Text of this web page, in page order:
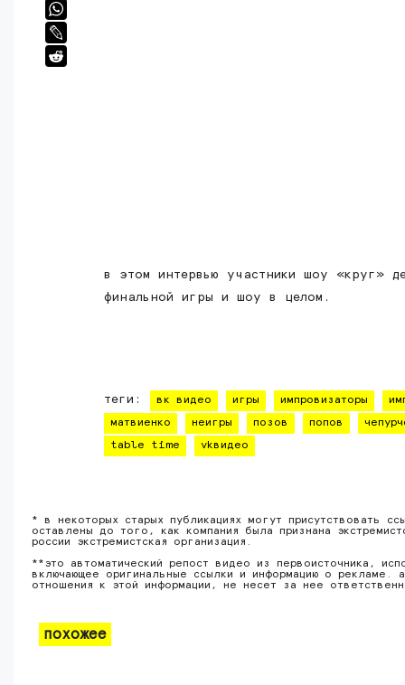
в этом интервью участники шоу «круг»
финальной игры и шоу в целом.
теги: вк видео игры импровизаторы
матвиенко неигры позов попов
table time vkвидео
* в некоторых старых публикациях могут присутствовать
оставлены до того, как компания была признана
россии экстремистская организация.
**это автоматический репост видео из первоисточника,
включающее оригинальные ссылки и информацию о рекламе.
отношения к этой информации, не несет за нее
похожее